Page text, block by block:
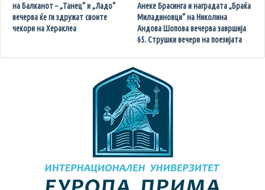
на Балканот – „Танец“ и „Ладо“
вечерва ќе ги здружат своите
чекори на Хераклеа
Анеке Брасинга и наградата „Браќа
Миладиновци“ на Николина
Андова Шопова вечерва завршија
65. Струшки вечери на поезијата